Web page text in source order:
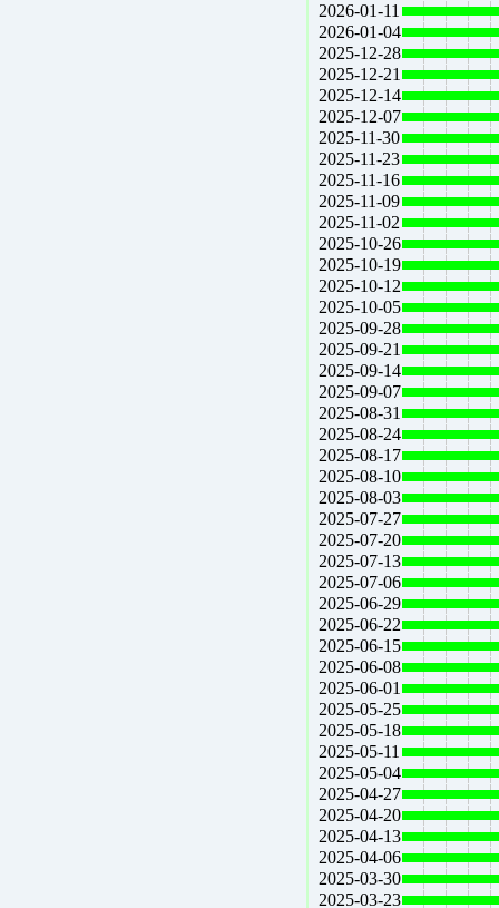
2026-01-11
2026-01-04
2025-12-28
2025-12-21
2025-12-14
2025-12-07
2025-11-30
2025-11-23
2025-11-16
2025-11-09
2025-11-02
2025-10-26
2025-10-19
2025-10-12
2025-10-05
2025-09-28
2025-09-21
2025-09-14
2025-09-07
2025-08-31
2025-08-24
2025-08-17
2025-08-10
2025-08-03
2025-07-27
2025-07-20
2025-07-13
2025-07-06
2025-06-29
2025-06-22
2025-06-15
2025-06-08
2025-06-01
2025-05-25
2025-05-18
2025-05-11
2025-05-04
2025-04-27
2025-04-20
2025-04-13
2025-04-06
2025-03-30
2025-03-23